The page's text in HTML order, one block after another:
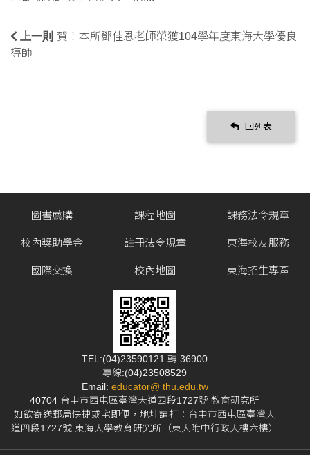
上一則 賀！本所鄧佳恩老師榮獲104學年度東海大學優良
導師
回列表
圖書薦購
校內獎助學金
國際交換
課程地圖
註冊法令規章
校內地圖
課務法令規章
東海校友服務
東海招生專區
TEL:(04)23590121 轉 36900
專線:(04)23508529
Email: educator@ thu.edu.tw
40704 台中市西屯區臺灣大道四段1727號 教育研究所
如欲寄送郵局快捷或宅即便，地址請打：台中市西屯區臺灣大
道四段1727號 東海大學教育研究所（東大附中行政大樓六樓）